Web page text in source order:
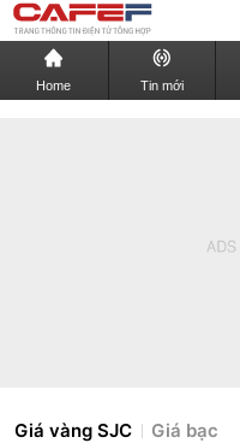
Home Tin mới
Giá vàng SJC Giá bạc